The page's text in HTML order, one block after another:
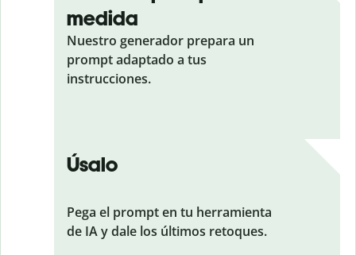
medida
Nuestro generador prepara un
prompt adaptado a tus
instrucciones.
Úsalo
Pega el prompt en tu herramienta
de IA y dale los últimos retoques.